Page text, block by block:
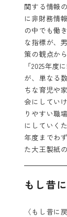
関する情報
に非財務情
の中でも働
な指標が、
策の観点か
「2025年度
が、単なる
ちな育児や
会にしてい
りやすい職
にしていく
年度までわ
た大王製紙
もし昔
〈もし昔に